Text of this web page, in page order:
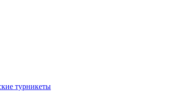
турникеты